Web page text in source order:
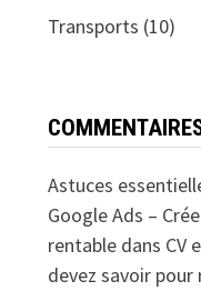
Transports (10)
Astuces
Google Ads –
rentabledans CV
devez savoir